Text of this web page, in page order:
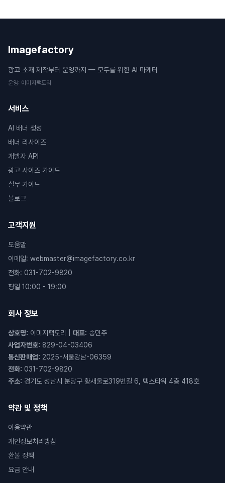
Imagefactory
광고 소재 제작부터 운영까지 — 모두를 위한 AI 마케터
운영: 이미지팩토리
서비스
AI 배너 생성
배너 리사이즈
개발자 API
광고 사이즈 가이드
실무 가이드
블로그
고객지원
도움말
이메일: webmaster@imagefactory.co.kr
전화: 031-702-9820
평일 10:00 - 19:00
회사 정보
상호명: 이미지팩토리 대표: 송민주
사업자번호: 829-04-03406
통신판매업: 2025-서울강남-06359
전화: 031-702-9820
주소: 경기도 성남시 분당구 황새울로319번길 6, 텍스타워 4층 418호
약관 및 정책
이용약관
개인정보처리방침
환불 정책
요금 안내